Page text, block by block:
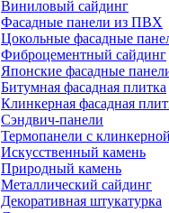
Виниловый сайдинг
Фасадные панели из ПВХ
Цокольные фасадные
Фиброцементный сайдинг
Японские фасадные
Битумная фасадная плитка
Клинкерная фасадная
Сэндвич-панели
Термопанели с
Искусственный камень
Природный камень
Металлический сайдинг
Декоративная штукатурка